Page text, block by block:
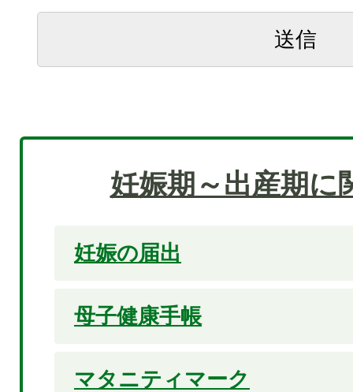
妊娠期～出産期に
妊娠の届出
母子健康手帳
マタニティマーク